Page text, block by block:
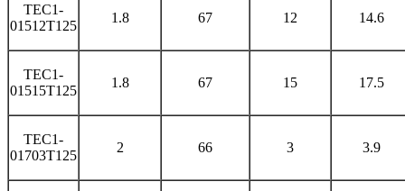
TEC1-
01512T125
1.8 67 12 14.6
TEC1-
01515T125
1.8 67 15 17.5
TEC1-
01703T125
2 66 3 3.9